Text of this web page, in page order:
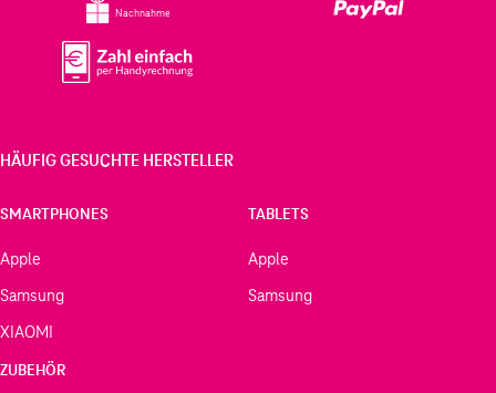
Nachnahme
HÄUFIG GESUCHTE HERSTELLER
SMARTPHONES
Apple
Samsung
XIAOMI
TABLETS
Apple
Samsung
ZUBEHÖR